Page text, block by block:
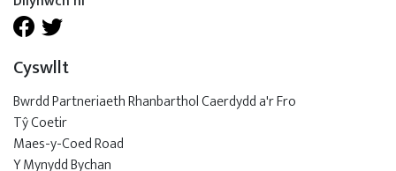
Cyswllt
Bwrdd Partneriaeth Rhanbarthol Caerdydd a'r Fro
Tŷ Coetir
Maes-y-Coed Road
Y Mynydd Bychan